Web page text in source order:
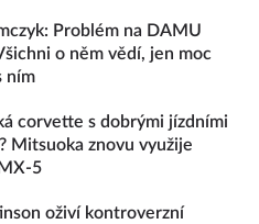
Problém na DAMU
o něm vědí, jen moc
ním
corvette s dobrými jízdními
Mitsuoka znovu využije
5
oživí kontroverzní